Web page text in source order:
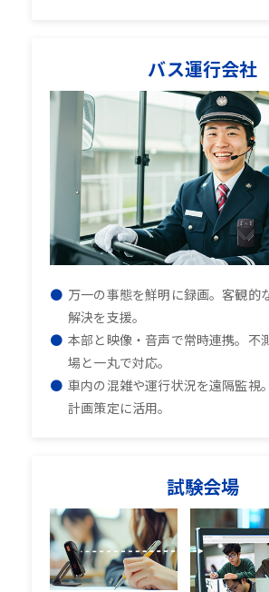
バス運行会社
万一の事態を鮮明に録画。客観的
解決を支援。
本部と映像・音声で常時連携。不
場と一丸で対応。
車内の混雑や運行状況を遠隔監視
計画策定に活用。
試験会場